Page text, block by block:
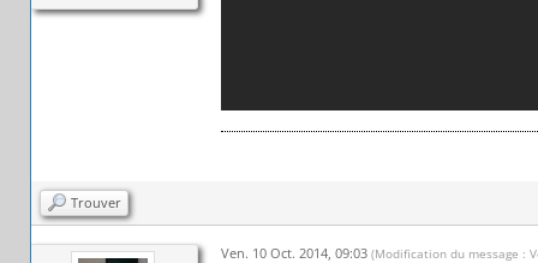
Trouver
Ven. 10 Oct. 2014, 09:03 (Modification du message :